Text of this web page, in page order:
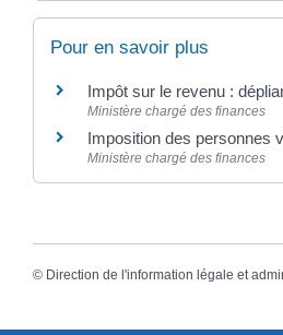
Pour en savoir plus
Impôt sur le revenu :
Ministère chargé des finances
Imposition des personnes
Ministère chargé des finances
© Direction de l'information légale et